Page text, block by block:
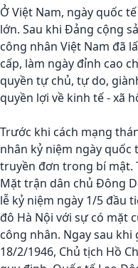
Ở Việt Nam, ngày quốc
lớn. Sau khi Đảng cộng
công nhân Việt Nam đã
cấp, làm ngày đỉnh cao
quyền tự chủ, tự do,
quyền lợi về kinh tế - xã
Trước khi cách mạng
nhân kỷ niệm ngày
truyền đơn trong bí mật.
Mặt trận dân chủ Đông
lễ kỷ niệm ngày 1/5 đầu
đô Hà Nội với sự có mặt
công nhân. Ngay sau
18/2/1946, Chủ tịch Hồ